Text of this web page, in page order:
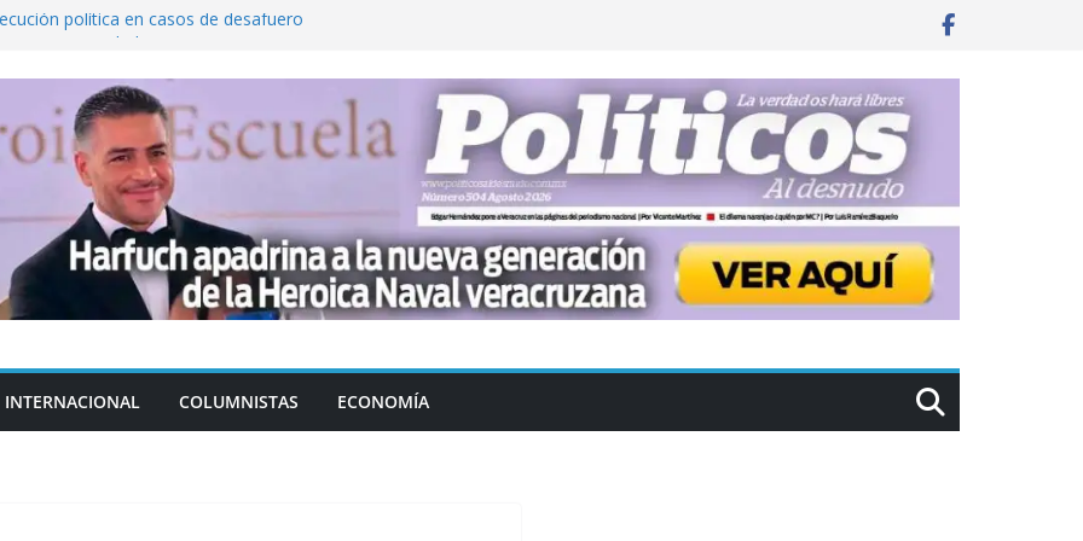
política en casos de desafuero
exgobernador de Guerrero, por
la exportación de aguacate de
Unidos
a escuelas para dejar el esquema
INTERNACIONAL COLUMNISTAS ECONOMÍA